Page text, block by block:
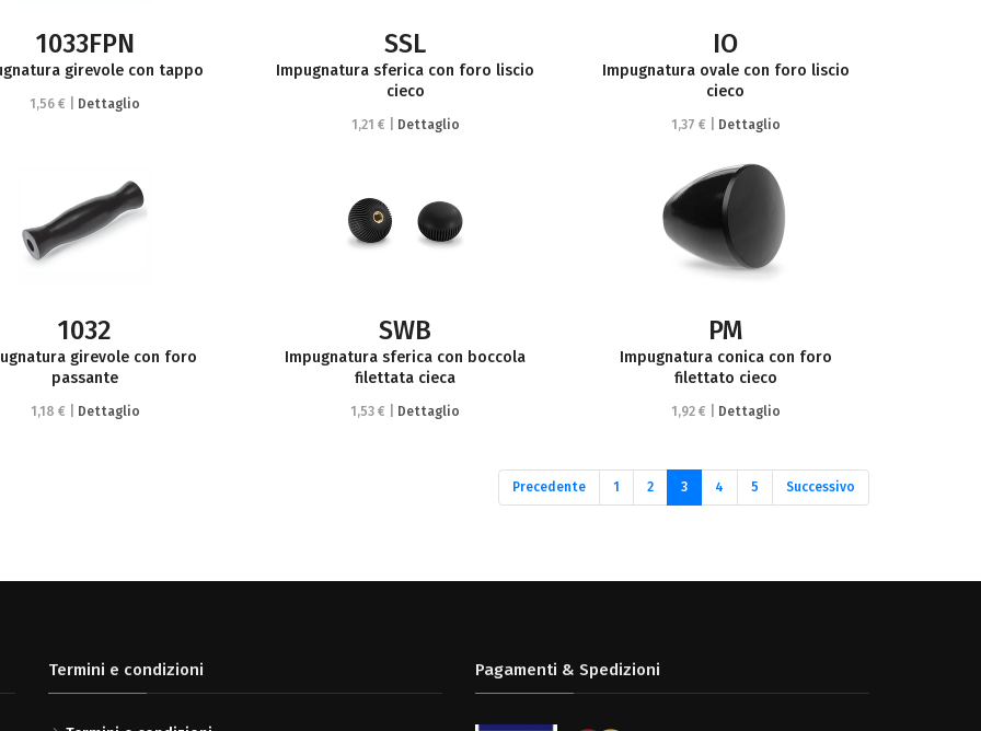
1033FPN
girevole con tappo
1,56 € | Dettaglio
SSL
Impugnatura sferica con foro liscio
cieco
1,21 € | Dettaglio
IO
Impugnatura ovale con foro liscio
cieco
1,37 € | Dettaglio
1032
girevole con foro
passante
1,18 € | Dettaglio
SWB
Impugnatura sferica con boccola
filettata cieca
1,53 € | Dettaglio
PM
Impugnatura conica con foro
filettato cieco
1,92 € | Dettaglio
Precedente 1 2 3(current)
4 5 Successivo
Termini e condizioni Pagamenti & Spedizioni